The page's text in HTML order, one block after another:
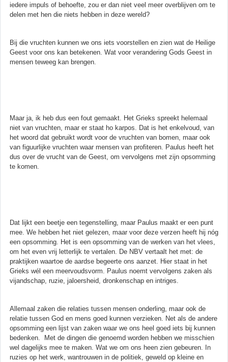
iedere impuls of behoefte, zou er dan niet veel meer overblijven om te
delen met hen die niets hebben in deze wereld?
Bij die vruchten kunnen we ons iets voorstellen en zien wat de Heilige
Geest voor ons kan betekenen. Wat voor verandering Gods Geest in
mensen teweeg kan brengen.
Maar ja, ik heb dus een fout gemaakt. Het Grieks spreekt helemaal
niet van vruchten, maar er staat ho karpos. Dat is het enkelvoud, van
het woord dat gebruikt wordt voor de vruchten van bomen, maar ook
van figuurlijke vruchten waar mensen van profiteren. Paulus heeft het
dus over de vrucht van de Geest, om vervolgens met zijn opsomming
te komen.
Dat lijkt een beetje een tegenstelling, maar Paulus maakt er een punt
mee. We hebben het niet gelezen, maar voor deze verzen heeft hij nóg
een opsomming. Het is een opsomming van de werken van het vlees,
om het even vrij letterlijk te vertalen. De NBV vertaalt het met: de
praktijken waartoe de aardse begeerte ons aanzet. Hier staat in het
Grieks wél een meervoudsvorm. Paulus noemt vervolgens zaken als
vijandschap, ruzie, jaloersheid, dronkenschap en intriges.
Allemaal zaken die relaties tussen mensen onderling, maar ook de
relatie tussen God en mens goed kunnen verzieken. Net als de andere
opsomming een lijst van zaken waar we ons heel goed iets bij kunnen
bedenken. Met de dingen die genoemd worden hebben we misschien
wel dagelijks mee te maken. Wat we om ons heen zien gebeuren. In
ruzies op het werk, wantrouwen in de politiek, geweld op kleine en